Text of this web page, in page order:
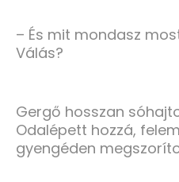
– És mit mondasz
Válás?
Gergő hosszan
Odalépett hozzá,
gyengéden